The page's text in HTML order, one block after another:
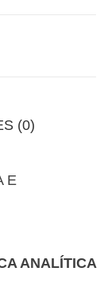
(0)
E
ANALÍTICA